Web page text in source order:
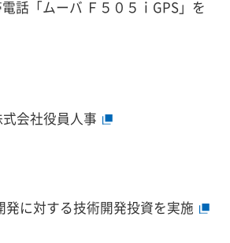
話「ムーバ Ｆ５０５ｉGPS」を
会社役員人事
発に対する技術開発投資を実施